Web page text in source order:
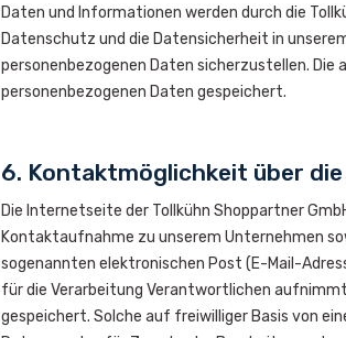
Daten und Informationen werden durch die
Datenschutz und die Datensicherheit in
personenbezogenen Daten sicherzustellen.
personenbezogenen Daten gespeichert.
6. Kontaktmöglichkeit über
Die Internetseite der Tollkühn Shoppartner
Kontaktaufnahme zu unserem Unternehmen
sogenannten elektronischen Post (E-Mail-
für die Verarbeitung Verantwortlichen
gespeichert. Solche auf freiwilliger Basis von